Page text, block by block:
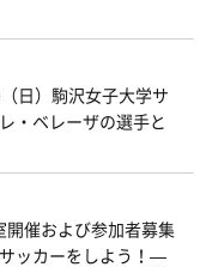
日）駒沢女子大学サ
・ベレーザの選手と
催および参加者募集
ッカーをしよう！―